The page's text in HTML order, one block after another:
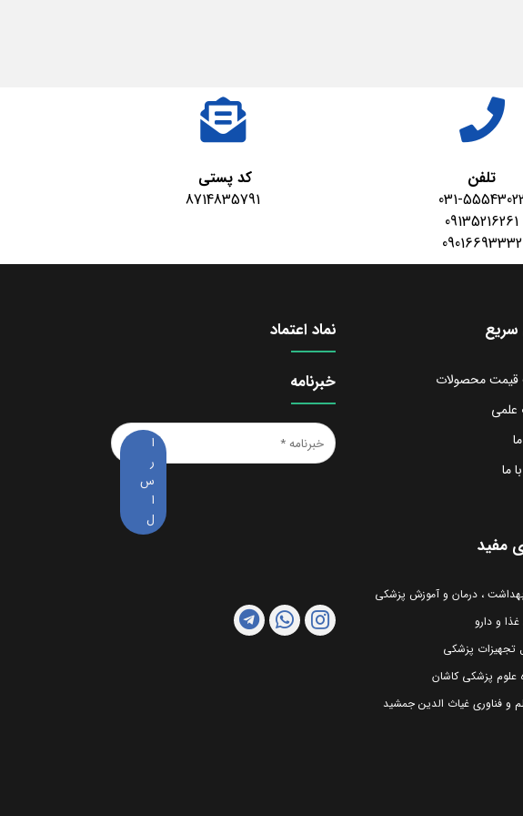
تلفن
031-
09135216261
09016693332
کد پستی
8714835791
محصولات
علمی
ما
مفید
، درمان و آموزش پزشکی
و دارو
تجهیزات پزشکی
علوم پزشکی کاشان
و فناوری غیاث الدین جمشید
نماد اعتماد
خبرنامه
خبرنامه
*